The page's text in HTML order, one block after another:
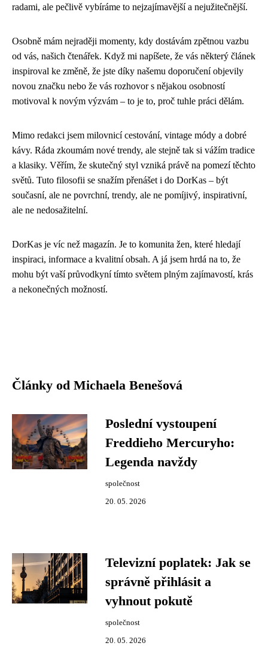
radami, ale pečlivě vybíráme to nejzajímavější a nejužitečnější.
Osobně mám nejraději momenty, kdy dostávám zpětnou vazbu
od vás, našich čtenářek. Když mi napíšete, že vás některý článek
inspiroval ke změně, že jste díky našemu doporučení objevily
novou značku nebo že vás rozhovor s nějakou osobností
motivoval k novým výzvám – to je to, proč tuhle práci dělám.
Mimo redakci jsem milovnicí cestování, vintage módy a dobré
kávy. Ráda zkoumám nové trendy, ale stejně tak si vážím tradice
a klasiky. Věřím, že skutečný styl vzniká právě na pomezí těchto
světů. Tuto filosofii se snažím přenášet i do DorKas – být
současní, ale ne povrchní, trendy, ale ne pomíjivý, inspirativní,
ale ne nedosažitelní.
DorKas je víc než magazín. Je to komunita žen, které hledají
inspiraci, informace a kvalitní obsah. A já jsem hrdá na to, že
mohu být vaší průvodkyní tímto světem plným zajímavostí, krás
a nekonečných možností.
Články od Michaela Benešová
Poslední vystoupení
Freddieho Mercuryho:
Legenda navždy
společnost
20. 05. 2026
Televizní poplatek: Jak se
správně přihlásit a
vyhnout pokutě
společnost
20. 05. 2026